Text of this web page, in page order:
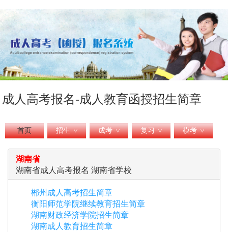
成人高考报名-成人教育函授招生简章
首页 招生 > 成考 > 复习 > 模考 >
湖南省
湖南省成人高考报名 湖南省学校
郴州成人高考招生简章
衡阳师范学院继续教育招生简章
湖南财政经济学院招生简章
湖南成人教育招生简章